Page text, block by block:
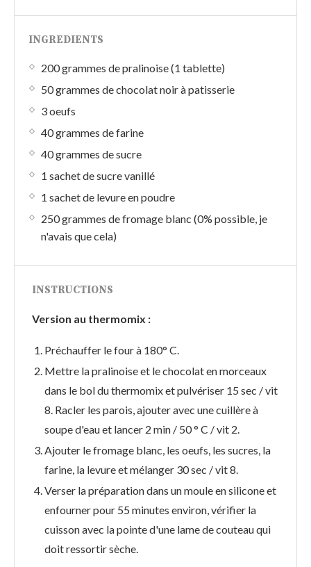
INGREDIENTS
200 grammes de pralinoise (1 tablette)
50 grammes de chocolat noir à patisserie
3 oeufs
40 grammes de farine
40 grammes de sucre
1 sachet de sucre vanillé
1 sachet de levure en poudre
250 grammes de fromage blanc (0% possible, je
n'avais que cela)
INSTRUCTIONS
Version au thermomix :
Préchauffer le four à 180° C.
Mettre la pralinoise et le chocolat en morceaux
dans le bol du thermomix et pulvériser 15 sec / vit
8. Racler les parois, ajouter avec une cuillère à
soupe d'eau et lancer 2 min / 50 ° C / vit 2.
Ajouter le fromage blanc, les oeufs, les sucres, la
farine, la levure et mélanger 30 sec / vit 8.
Verser la préparation dans un moule en silicone et
enfourner pour 55 minutes environ, vérifier la
cuisson avec la pointe d'une lame de couteau qui
doit ressortir sèche.